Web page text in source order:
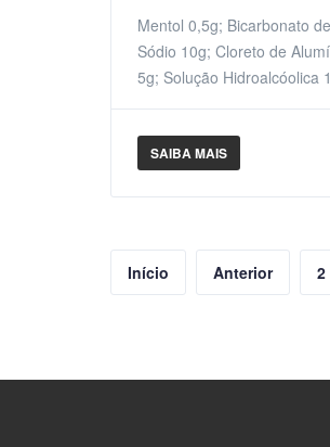
Mentol 0,5g; Bicarbonato de
Sódio 10g; Cloreto de
5g; Solução Hidroalcóolica
SAIBA MAIS
Início Anterior 2